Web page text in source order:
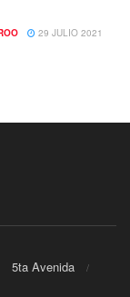
29 JULIO 2021
5ta Avenida